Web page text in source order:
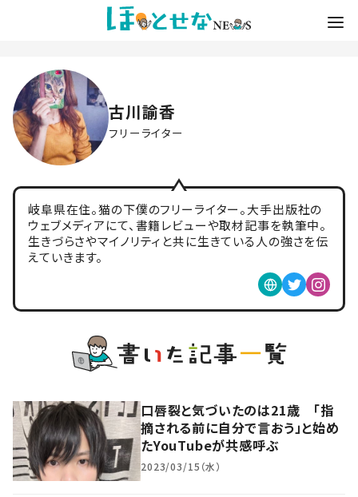
古川諭香
フリーライター
岐阜県在住。猫の下僕のフリーライター。大手出版社の
ウェブメディアにて、書籍レビューや取材記事を執筆中。
生きづらさやマイノリティと共に生きている人の強さを伝
えていきます。
口唇裂と気づいたのは21歳 「指
摘される前に自分で言おう」と始め
たYouTubeが共感呼ぶ
2023/03/15（水）